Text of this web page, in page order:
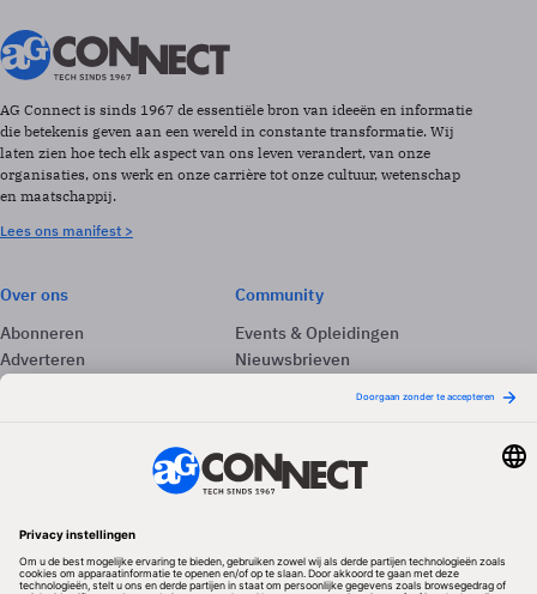
AG Connect is sinds 1967 de essentiële bron van ideeën en informatie
die betekenis geven aan een wereld in constante transformatie. Wij
laten zien hoe tech elk aspect van ons leven verandert, van onze
organisaties, ons werk en onze carrière tot onze cultuur, wetenschap
en maatschappij.
Lees ons manifest >
Over ons
Abonneren
Adverteren
Contact
Community
Events & Opleidingen
Nieuwsbrieven